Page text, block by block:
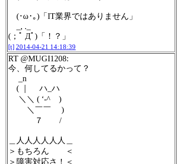
(･ω･｡)「IT業界ではありません」
_, ._
(；ﾟ Дﾟ)「！？」
[t] 2014-04-21 14:18:39
RT @MUGI1208:
今、何してるかって？
_n
( ｜ ハ_ハ
＼＼ ( ‘-^ )
＼￣￣ )
７ /
＿人人人人人人＿
＞もちろん ＜
＞障害対応さ！＜